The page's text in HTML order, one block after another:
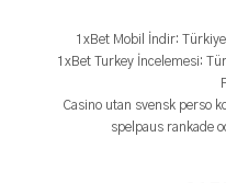
1xBet Mobil İndir:
1xBet Turkey İncelemesi:
Casino utan svensk perso
spelpaus rankade